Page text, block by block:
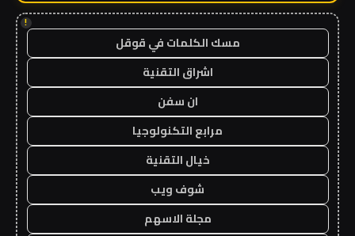
!
مسك الكلمات في قوقل
اشراق التقنية
ان سفن
مرابع التكنولوجيا
خيال التقنية
شوف ويب
مجلة الاسهم